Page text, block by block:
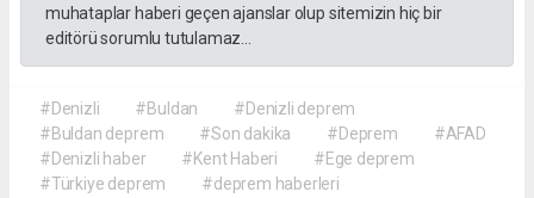
muhataplar haberi geçen ajanslar olup sitemizin hiç bir
editörü sorumlu tutulamaz...
#Denizli #Buldan
#Denizli deprem
#Buldan deprem
#Son dakika #Deprem
#AFAD
#Denizli haber
#Kent Haberi
#Ege deprem
#Türkiye deprem
#deprem haberleri